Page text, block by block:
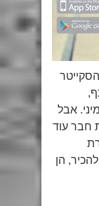
אבל
חבר עוד
הן